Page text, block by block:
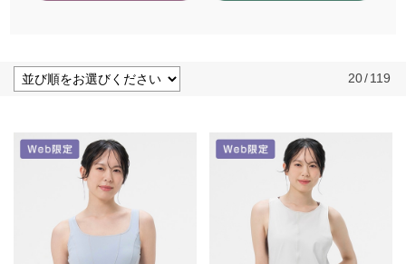
20/119